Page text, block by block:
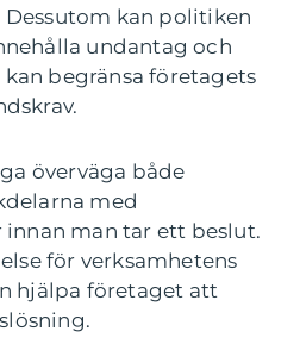
kan politiken
undantag och
begränsa företagets
överväga både
med
innan man tar ett beslut.
för verksamhetens
hjälpa företaget att